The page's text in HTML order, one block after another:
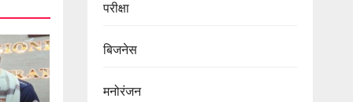
परीक्षा
बिजनेस
मनोरंजन